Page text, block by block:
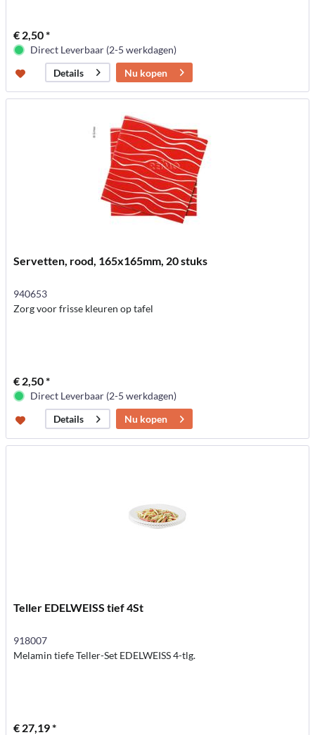
€ 2,50 *
Direct Leverbaar (2-5 werkdagen)
Details
Nu kopen
Servetten, rood, 165x165mm, 20 stuks
940653
Zorg voor frisse kleuren op tafel
€ 2,50 *
Direct Leverbaar (2-5 werkdagen)
Details
Nu kopen
Teller EDELWEISS tief 4St
918007
Melamin tiefe Teller-Set EDELWEISS 4-tlg.
€ 27,19 *